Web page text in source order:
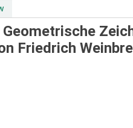
Friedrich